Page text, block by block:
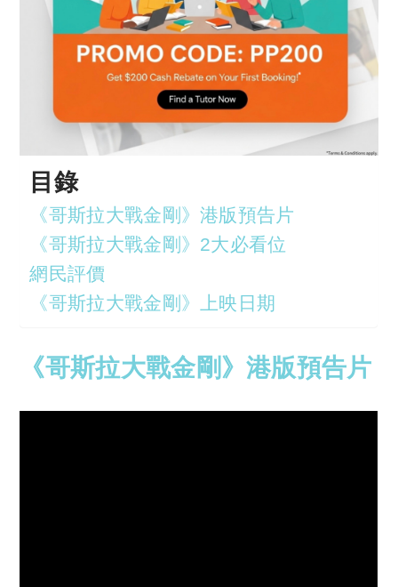
目錄
《哥斯拉大戰金剛》港版預告片
《哥斯拉大戰金剛》2大必看位
網民評價
《哥斯拉大戰金剛》上映日期
《哥斯拉大戰金剛》港版預告片